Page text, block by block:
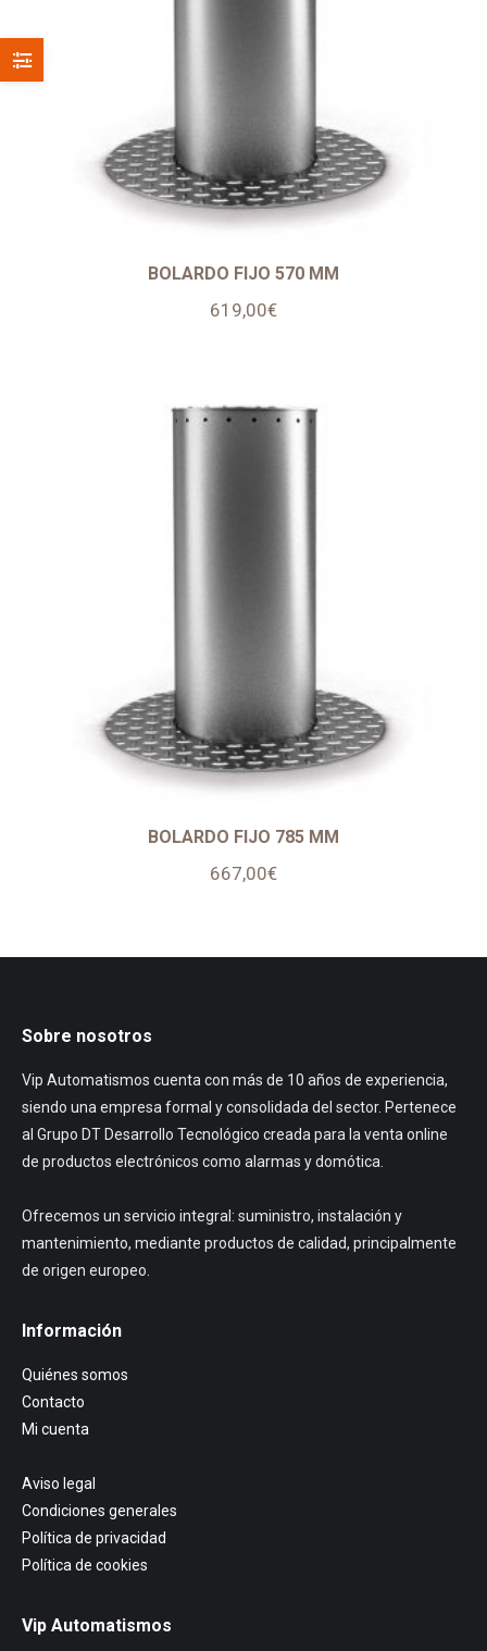
BOLARDO FIJO 570 MM
619,00€
BOLARDO FIJO 785 MM
667,00€
Sobre nosotros
Vip Automatismos cuenta con más de 10 años de experiencia,
siendo una empresa formal y consolidada del sector. Pertenece
al Grupo DT Desarrollo Tecnológico creada para la venta online
de productos electrónicos como alarmas y domótica.
Ofrecemos un servicio integral: suministro, instalación y
mantenimiento, mediante productos de calidad, principalmente
de origen europeo.
Información
Quiénes somos
Contacto
Mi cuenta
Aviso legal
Condiciones generales
Política de privacidad
Política de cookies
Vip Automatismos